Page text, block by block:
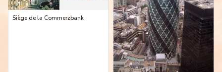
Siège de la Commerzbank